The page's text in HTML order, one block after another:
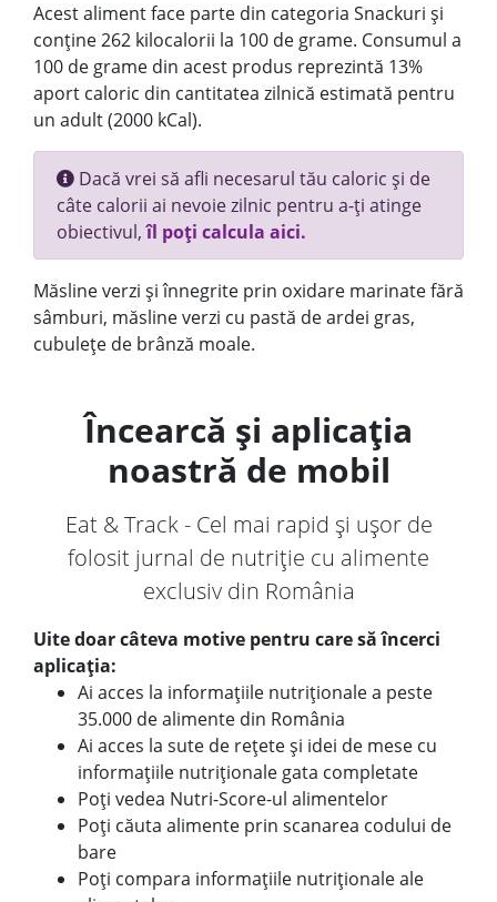
Acest aliment face parte din categoria Snackuri și
conține 262 kilocalorii la 100 de grame. Consumul a
100 de grame din acest produs reprezintă 13%
aport caloric din cantitatea zilnică estimată pentru
un adult (2000 kCal).
Dacă vrei să afli necesarul tău caloric și de
câte calorii ai nevoie zilnic pentru a-ți atinge
obiectivul,îl poți calcula aici.
Măsline verzi și înnegrite prin oxidare marinate fără
sâmburi, măsline verzi cu pastă de ardei gras,
cubulețe de brânză moale.
Încearcă și aplicația
noastră de mobil
Eat & Track - Cel mai rapid și ușor de
folosit jurnal de nutriție cu alimente
exclusiv din România
Uite doar câteva motive pentru care să încerci
aplicația:
Ai acces la informațiile nutriționale a peste
35.000 de alimente din România
Ai acces la sute de rețete și idei de mese cu
informațiile nutriționale gata completate
Poți vedea Nutri-Score-ul alimentelor
Poți căuta alimente prin scanarea codului de
bare
Poți compara informațiile nutriționale ale